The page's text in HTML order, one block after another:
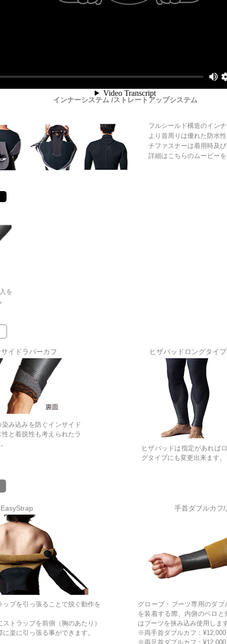
インナーシステム /ストレートアップシステム
フルシールド構造のイン
より首周りは優れた防水
チファスナーは着用時及
詳細はこちらのムービー
を
イドラバーカフ
み込みを防ぐインサイド
と着脱性も考えられたラ
ヒザパッドロングタイプ
ヒザパッドは指定があれば
グタイプにも変更出来ます。
EasyStrap 手首ダブルカフ
ップを引っ張ることで脱ぐ動作を
トラップを前側（胸のあたり）
楽に引っ張る事ができます。
グローブ・ブーツ専用のダ
を装着する際、内側のベロ
はブーツを挟み込み使用します
※両手首ダブルカフ：¥12,000
※両足首ダブルカフ：¥12,000